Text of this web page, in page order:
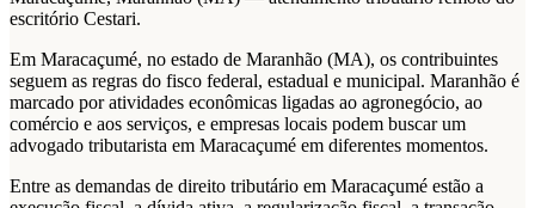
escritório Cestari.
Em Maracaçumé, no estado de Maranhão (MA), os contribuintes
seguem as regras do fisco federal, estadual e municipal. Maranhão é
marcado por atividades econômicas ligadas ao agronegócio, ao
comércio e aos serviços, e empresas locais podem buscar um
advogado tributarista em Maracaçumé em diferentes momentos.
Entre as demandas de direito tributário em Maracaçumé estão a